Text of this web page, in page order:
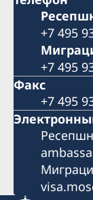
+7 495
+7 495
Факс
+7 495
Pесепшн